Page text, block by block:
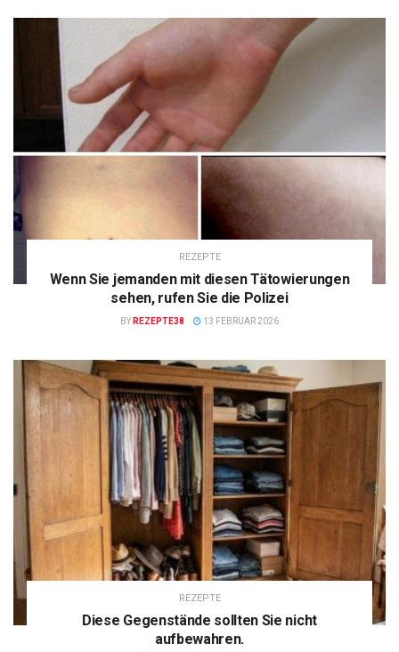
REZEPTE
Wenn Sie jemanden mit diesen Tätowierungen
sehen, rufen Sie die Polizei
BY REZEPTE38 13 FEBRUAR 2026
REZEPTE
Diese Gegenstände sollten Sie nicht
aufbewahren.